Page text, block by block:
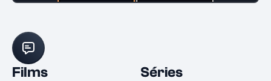
Films Séries